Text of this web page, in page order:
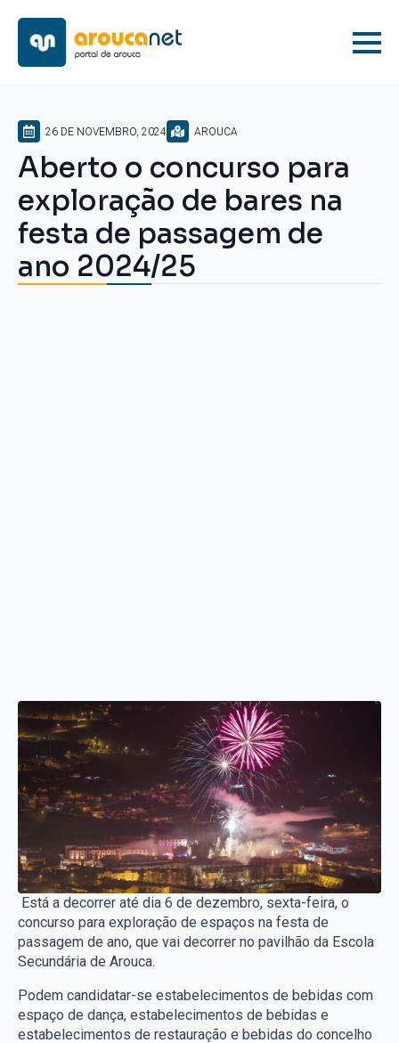
26 DE NOVEMBRO, 2024 AROUCA
Aberto o concurso para
exploração de bares na
festa de passagem de
ano 2024/25
Está a decorrer até dia 6 de dezembro, sexta-feira, o
concurso para exploração de espaços na festa de
passagem de ano, que vai decorrer no pavilhão da Escola
Secundária de Arouca.
Podem candidatar-se estabelecimentos de bebidas com
espaço de dança, estabelecimentos de bebidas e
estabelecimentos de restauração e bebidas do concelho